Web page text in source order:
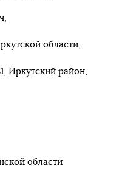
области,
Иркутский район,
области